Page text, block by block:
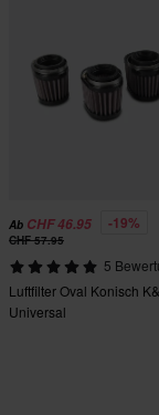
Ab CHF 46.95 -19%
CHF 57.95
5
Luftfilter Oval Konisch
Universal